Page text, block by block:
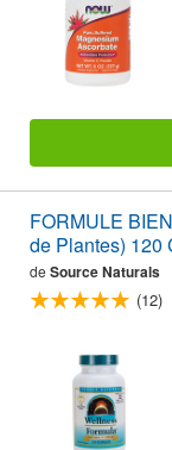
FORMULE
de Plantes) 120
de Source Naturals
(12)